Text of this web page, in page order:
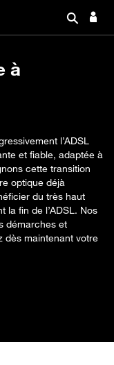
à
l’ADSL
et fiable, adaptée à
cette transition
optique déjà
du très haut
la fin de l’ADSL. Nos
démarches et
dès maintenant votre